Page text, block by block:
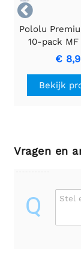

Pololu
10-pack
€
Bekijk
Vragen en
Q Stel